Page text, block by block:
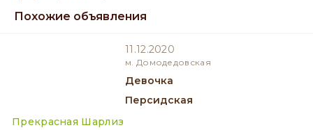
Похожие объявления
11.12.2020
м. Домодедовская
девочка
Персидская
Прекрасная Шарлиз